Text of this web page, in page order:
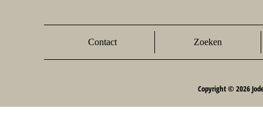
Contact Zoeken
Copyright © 2026